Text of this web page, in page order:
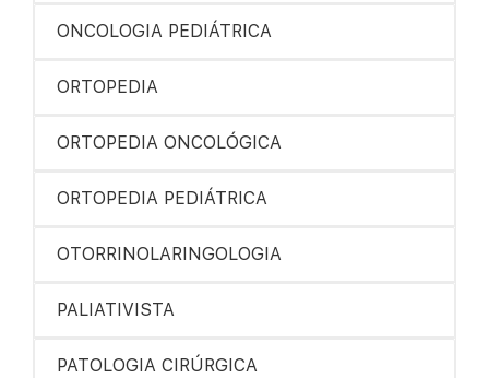
ONCOLOGIA PEDIÁTRICA
ORTOPEDIA
ORTOPEDIA ONCOLÓGICA
ORTOPEDIA PEDIÁTRICA
OTORRINOLARINGOLOGIA
PALIATIVISTA
PATOLOGIA CIRÚRGICA